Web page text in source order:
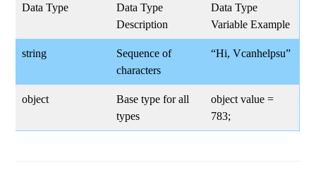
Data Type
Data Type
Description
Data Type
Variable Example
string
Sequence of
characters
“Hi, Vcanhelpsu”
object
Base type for all
types
object value =
783;